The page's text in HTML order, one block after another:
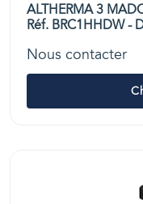
ALTHERMA 3
Réf. BRC1HHDW -
Nous contacter